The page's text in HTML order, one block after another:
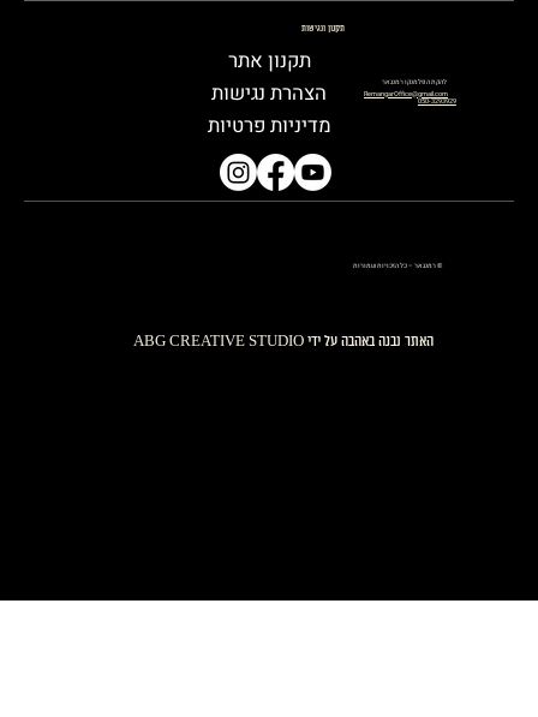
להקת הפלמנקו רמנגאר
RemangarOffice@gmail.com
050-3293929
תקנון ונגישות
תקנון אתר
הצהרת נגישות
מדיניות פרטיות
© רמנגאר – כל הזכויות שמורות
האתר נבנה באהבה על ידי ABG CREATIVE STUDIO